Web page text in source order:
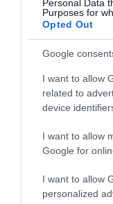
Personal Data
Purposes for
Opted Out
Google
I want to allow
related to
device
I want to allow
Google for
I want to allow
personalized
IDŐJÁRÁS
Újabb hőhullám
második felétől a
között lesz a napi